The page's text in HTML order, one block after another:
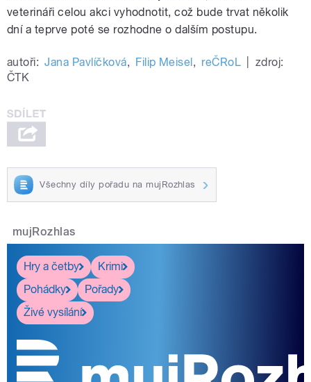
veterináři celou akci vyhodnotit, což bude trvat několik
dní a teprve poté se rozhodne o dalším postupu.
autoři: Jana Pavlíčková, Filip Meisel, reČRoL
zdroj:
ČTK
Všechny díly pořadu na mujRozhlas
mujRozhlas
Hry a četby
Krimi
Pohádky
Pořady
Živé vysílání